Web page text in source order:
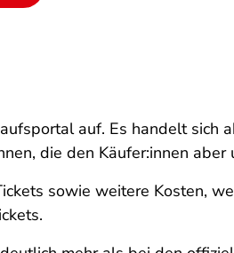
auf. Es handelt sich
die den Käufer:innen
sowie weitere Kosten,